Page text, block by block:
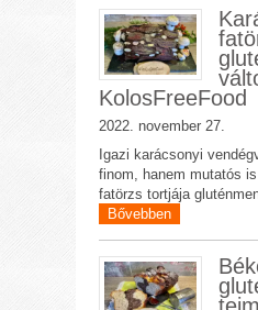
KolosFreeFood
2022. november 27.
Igazi karácsonyi
finom, hanem mutatós
fatörzs tortjája
Bővebben